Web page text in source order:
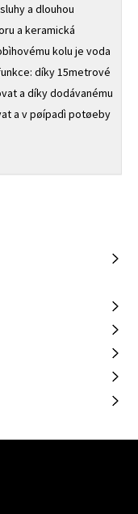
a dlouhou
a keramická
kolu je voda
díky 15metrové
a díky dodávanému
a v pøípadì potøeby